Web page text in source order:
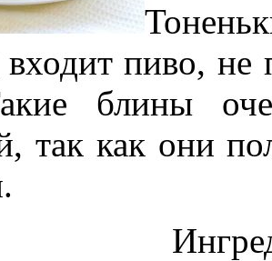
входит пиво,
блины
так как они